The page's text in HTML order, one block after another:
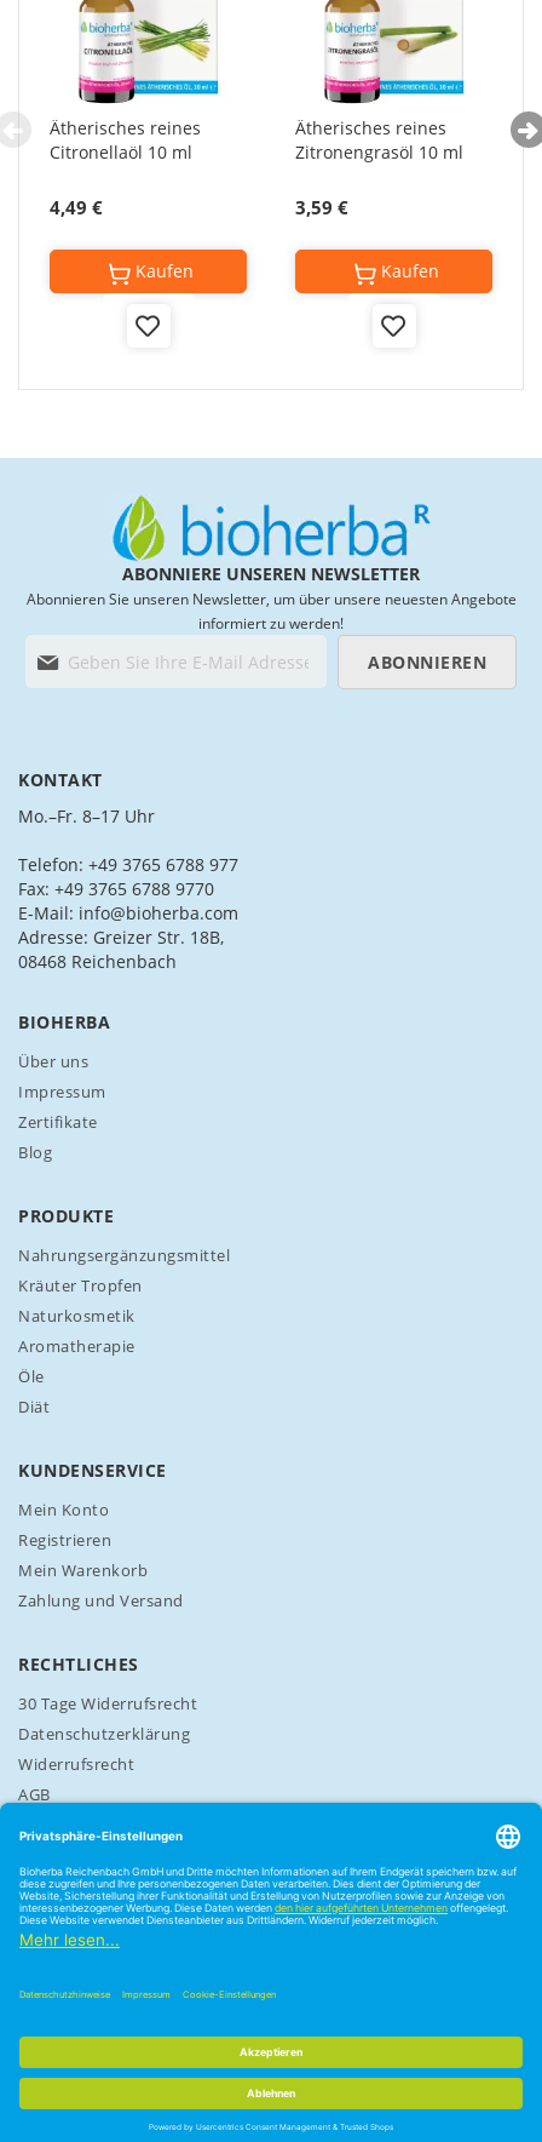
3,78 €
In den Warenkorb
Ätherisches reines
Citronellaöl 10 ml
4,49 €
Add
Kaufen
Ätherisches reines
Zitronengrasöl 10 ml
3,59 €
Add
Kaufen
ABONNIERE UNSEREN NEWSLETTER
Abonnieren Sie unseren Newsletter, um über unsere neuesten Angebote
informiert zu werden!
l
S
i
s
i
c
h
f
u
n
r
e
e
w
s
e
t
t
e
n
ABONNIEREN
KONTAKT
Mo.–Fr. 8–17 Uhr
Telefon: +49 3765 6788 977
Fax: +49 3765 6788 9770
E-Mail: info@bioherba.com
Adresse: Greizer Str. 18B,
08468 Reichenbach
BIOHERBA
Über uns
Impressum
Zertifikate
Blog
PRODUKTE
Nahrungsergänzungsmittel
Kräuter Tropfen
Naturkosmetik
Aromatherapie
Öle
Diät
KUNDENSERVICE
Mein Konto
Registrieren
Mein Warenkorb
Zahlung und Versand
RECHTLICHES
30 Tage Widerrufsrecht
Datenschutzerklärung
Widerrufsrecht
AGB